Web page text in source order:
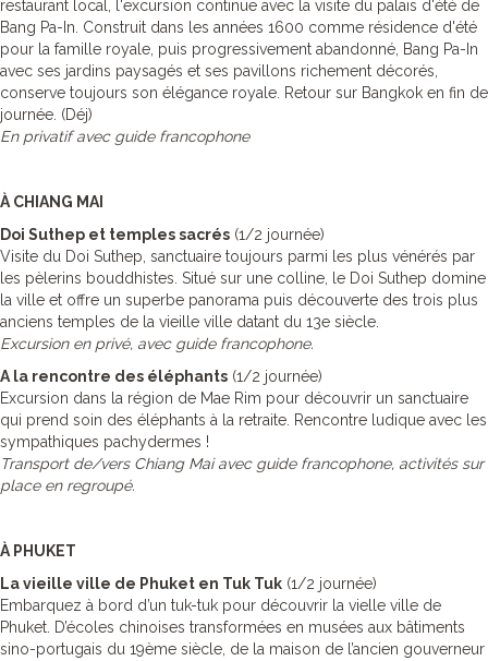
restaurant local, l'excursion continue avec la visite du palais d'été de
Bang Pa-In. Construit dans les années 1600 comme résidence d'été
pour la famille royale, puis progressivement abandonné, Bang Pa-In
avec ses jardins paysagés et ses pavillons richement décorés,
conserve toujours son élégance royale. Retour sur Bangkok en fin de
journée. (Déj)
En privatif avec guide francophone
À CHIANG MAI
Doi Suthep et temples sacrés (1/2 journée)
Visite du Doi Suthep, sanctuaire toujours parmi les plus vénérés par
les pèlerins bouddhistes. Situé sur une colline, le Doi Suthep domine
la ville et offre un superbe panorama puis découverte des trois plus
anciens temples de la vieille ville datant du 13e siècle.
Excursion en privé, avec guide francophone.
A la rencontre des éléphants (1/2 journée)
Excursion dans la région de Mae Rim pour découvrir un sanctuaire
qui prend soin des éléphants à la retraite. Rencontre ludique avec les
sympathiques pachydermes !
Transport de/vers Chiang Mai avec guide francophone, activités sur
place en regroupé.
À PHUKET
La vieille ville de Phuket en Tuk Tuk (1/2 journée)
Embarquez à bord d’un tuk-tuk pour découvrir la vielle ville de
Phuket. D’écoles chinoises transformées en musées aux bâtiments
sino-portugais du 19ème siècle, de la maison de l’ancien gouverneur